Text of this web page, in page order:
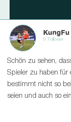
KungFu
0 Follower
Schön zu sehen,
Spieler zu haben für
bestimmt nicht so
seien und auch so